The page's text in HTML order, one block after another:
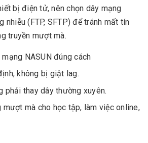
bị điện tử, nên chọn dây mạng
nhiễu (FTP, SFTP) để tránh mất tín
truyền mượt mà.
NASUN đúng cách
không bị giật lag.
phải thay dây thường xuyên.
mà cho học tập, làm việc online,